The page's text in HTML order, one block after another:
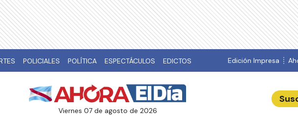
POLICIALES POLÍTICA ESPECTÁCULOS EDICTOS Edición Impresa
viernes 07 de agosto de 2026